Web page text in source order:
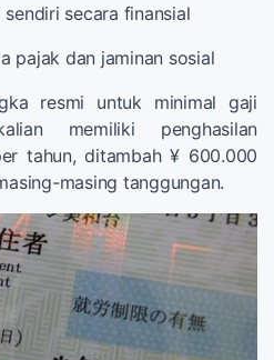
secara finansial
pajak dan jaminan sosial
resmi untuk minimal gaji
memiliki penghasilan
tahun, ditambah ¥ 600.000
masing tanggungan.